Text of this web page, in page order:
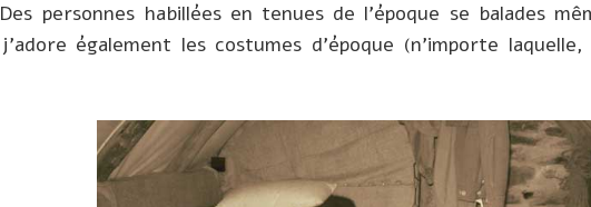
personnes habillées en tenues de l’époque se balades
également les costumes d’époque (n’importe